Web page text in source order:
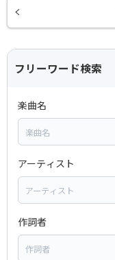
フリーワード検索
楽曲名
アーティスト
作詞者